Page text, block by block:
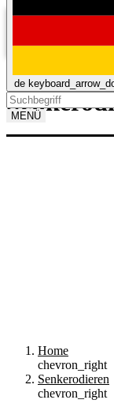
de
MENÜ
Home
chevron_right
Senkerodieren
chevron_right